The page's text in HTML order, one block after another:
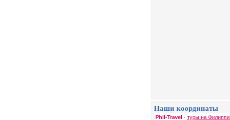
Наши координаты
Phil-Travel - туры на